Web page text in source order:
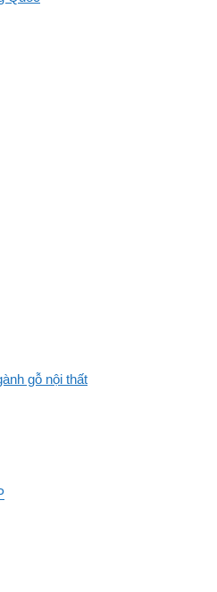
gỗ nội thất